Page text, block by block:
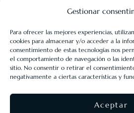
Gestionar
Para ofrecer las mejores experiencias,
cookies para almacenar y/o acceder a la
consentimiento de estas tecnologías nos
el comportamiento de navegación o las
sitio. No consentir o retirar el
negativamente a ciertas características y
Aceptar
LIBRERÍA UNIVERSITARIA LEÓN
de Fondos Europeos, cuyo objetivo
competitividad de las PYMES, y
marcha un Plan de Acción con el
digitalización y la competitividad de
2025. Para ello ha contado con el